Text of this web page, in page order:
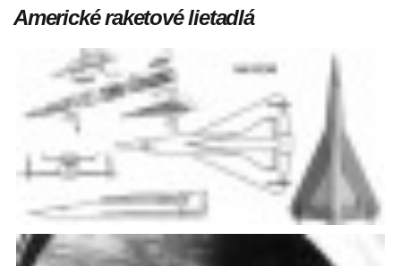
Americké raketové lietadlá